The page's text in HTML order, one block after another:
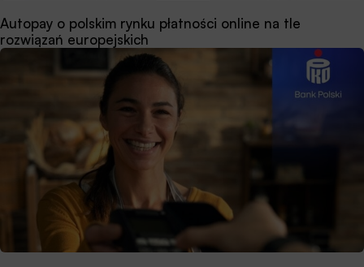
Autopay o polskim rynku płatności online na tle
rozwiązań europejskich